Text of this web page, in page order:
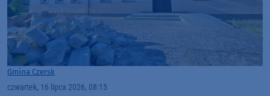
Gmina Czersk
czwartek, 16 lipca 2026, 08:15